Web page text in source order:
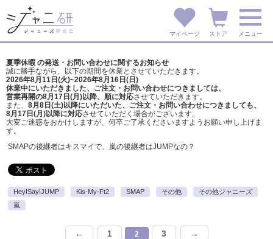
マイページ ストア メニュー
夏季休暇 の発送・お問い合わせに関するお知らせ
誠に勝手ながら、以下の期間を休業とさせていただきます。
2026年8月11日(火)~2026年8月16日(日)
休業中にいただきました、ご注文・お問い合わせにつきましては、
営業再開の8月17日(月)以降、順に対応させていただきます。
また、 8月8日(土)以降にいただいた、ご注文・ お問い合わせにつきましても、
8月17日(月)以降に対応させていただく場合がございます。
大変ご迷惑をおかけしますが、 何卒ご了承くださいますようお願い申し上げま
す。
SMAPの後継者はキスマイで、嵐の後継者はJUMPなの？
Hey!Say!JUMP Kis-My-Ft2 SMAP その他
その他ジャニーズ
嵐
← 1 2 3 →